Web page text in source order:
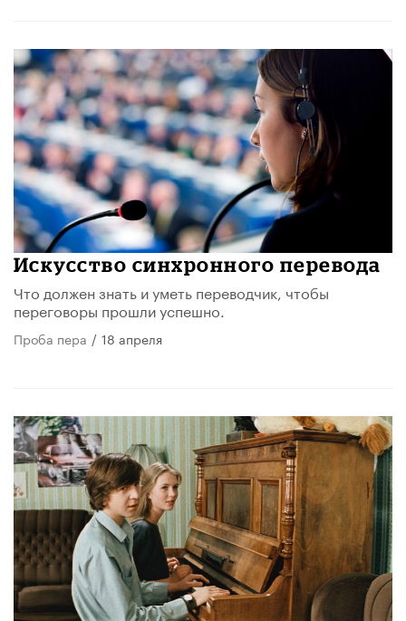
Искусство синхронного перевода
Что должен знать и уметь переводчик, чтобы
переговоры прошли успешно.
Проба пера / 18 апреля